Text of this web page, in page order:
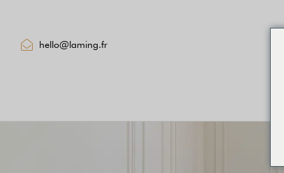
hello@laming.fr